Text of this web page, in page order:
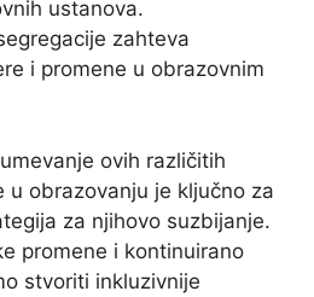
ustanova.
zahteva
i promene u obrazovnim
ovih različitih
u obrazovanju je ključno za
za njihovo suzbijanje.
promene i kontinuirano
stvoriti inkluzivnije